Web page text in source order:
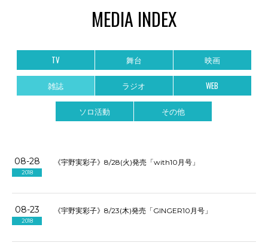
MEDIA INDEX
TV 舞台 映画
雑誌 ラジオ WEB
ソロ活動 その他
08-28
2018
《宇野実彩子》8/28(火)発売「with10月号」
08-23
2018
《宇野実彩子》8/23(木)発売「GINGER10月号」